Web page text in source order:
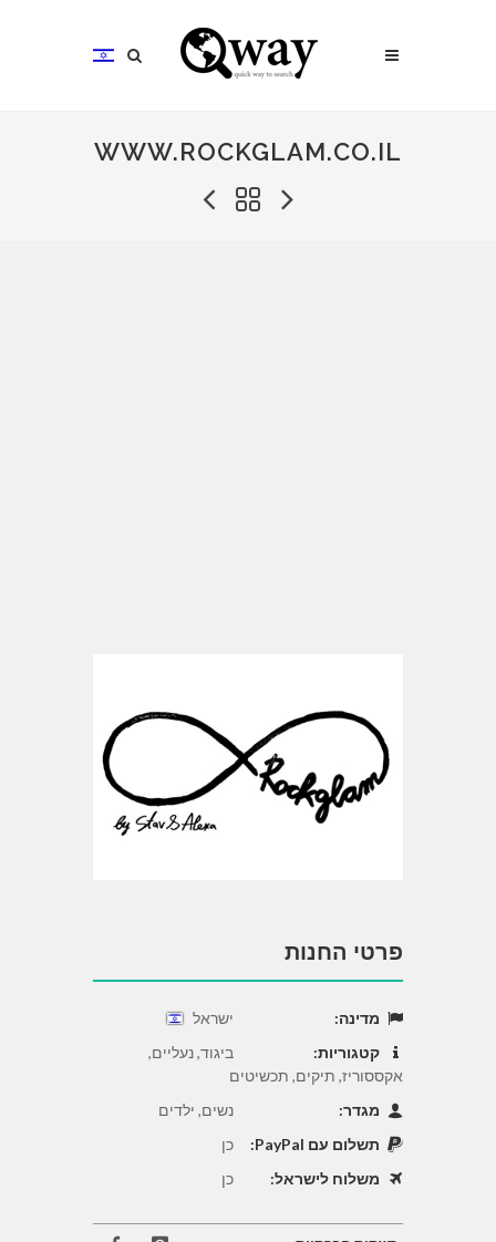
WWW.ROCKGLAM.CO.IL
פרטי החנות
מדינה:
ישראל
קטגוריות:
ביגוד, נעליים,
אקססוריז, תיקים, תכשיטים
מגדר:
נשים, ילדים
תשלום עם PayPal:
כן
משלוח לישראל:
כן